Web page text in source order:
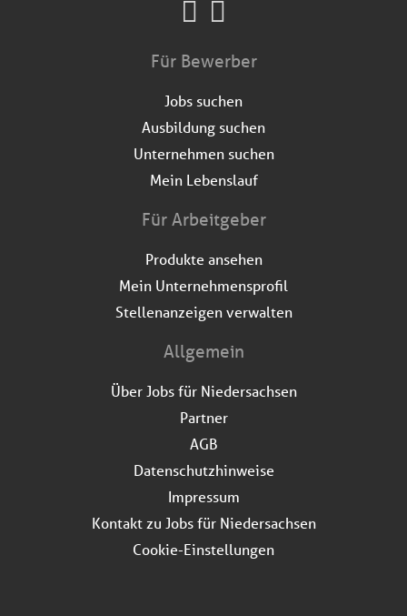
Für Bewerber
Jobs suchen
Ausbildung suchen
Unternehmen suchen
Mein Lebenslauf
Für Arbeitgeber
Produkte ansehen
Mein Unternehmensprofil
Stellenanzeigen verwalten
Allgemein
Über Jobs für Niedersachsen
Partner
AGB
Datenschutzhinweise
Impressum
Kontakt zu Jobs für Niedersachsen
Cookie-Einstellungen